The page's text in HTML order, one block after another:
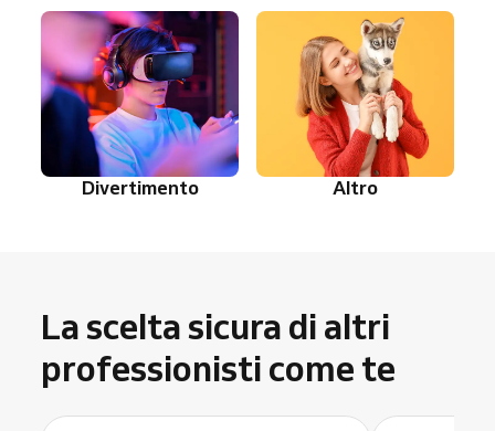
Divertimento Altro
La scelta sicura di altri
professionisti come te